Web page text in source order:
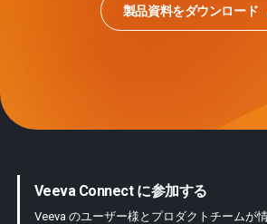
製品資料をダウンロード
Veeva Connect に参加する
Veeva のユーザー様とプロダクトチームが